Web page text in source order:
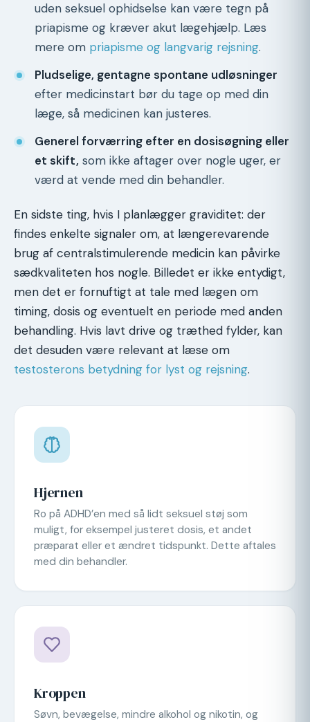
uden seksuel ophidselse kan være tegn på
priapisme og kræver akut lægehjælp. Læs
mere om priapisme og langvarig rejsning.
Pludselige, gentagne spontane udløsninger
efter medicinstart bør du tage op med din
læge, så medicinen kan justeres.
Generel forværring efter en dosisøgning eller
et skift, som ikke aftager over nogle uger, er
værd at vende med din behandler.
En sidste ting, hvis I planlægger graviditet: der
findes enkelte signaler om, at længerevarende
brug af centralstimulerende medicin kan påvirke
sædkvaliteten hos nogle. Billedet er ikke entydigt,
men det er fornuftigt at tale med lægen om
timing, dosis og eventuelt en periode med anden
behandling. Hvis lavt drive og træthed fylder, kan
det desuden være relevant at læse om
testosterons betydning for lyst og rejsning.
Hjernen
Ro på ADHD’en med så lidt seksuel støj som
muligt, for eksempel justeret dosis, et andet
præparat eller et ændret tidspunkt. Dette aftales
med din behandler.
Kroppen
Søvn, bevægelse, mindre alkohol og nikotin, og